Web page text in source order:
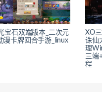
宝石双端版本_二次元
漫卡牌回合手游_linux
XO
诛仙
理
三端
程